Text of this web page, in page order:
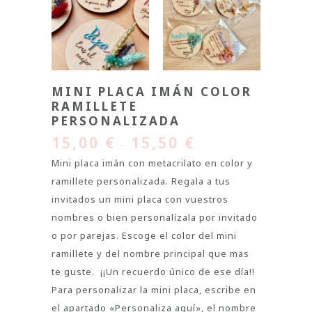
MINI PLACA IMÁN COLOR
RAMILLETE
PERSONALIZADA
15,00 € – 15,50 €
Mini placa imán con metacrilato en color y
ramillete personalizada. Regala a tus
invitados un mini placa con vuestros
nombres o bien personalízala por invitado
o por parejas. Escoge el color del mini
ramillete y del nombre principal que mas
te guste. ¡¡Un recuerdo único de ese día!!
Para personalizar la mini placa, escribe en
el apartado «Personaliza aquí», el nombre